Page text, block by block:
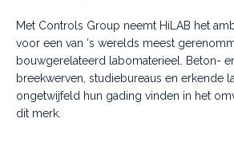
Met Controls Group neemt HiLAB het
voor een van ‘s werelds meest
bouwgerelateerd labomaterieel. Beton-
breekwerven, studiebureaus en erkende
ongetwijfeld hun gading vinden in het
dit merk.